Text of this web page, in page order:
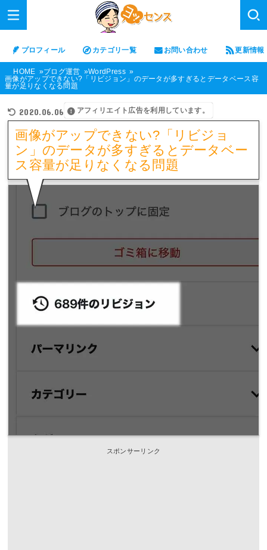
プロフィール カテゴリ一覧 お問い合わせ 更新情報
HOME ブログ運営
WordPress
画像がアップできない?「リビジョン」のデータが多すぎるとデータベース容
量が足りなくなる問題
2020.06.06 アフィリエイト広告を利用しています。
画像がアップできない?「リビジョ
ン」のデータが多すぎるとデータベー
ス容量が足りなくなる問題
スポンサーリンク